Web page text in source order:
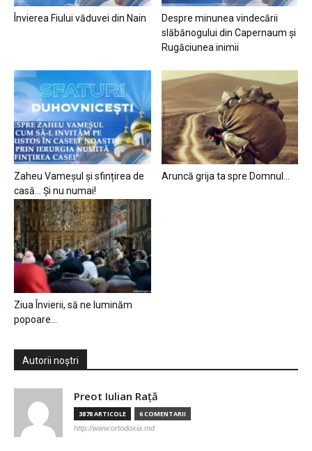
Învierea Fiului văduvei din Nain
Despre minunea vindecării
slăbănogului din Capernaum și
Rugăciunea inimii
Zaheu Vameșul și sfințirea de
casă… Și nu numai!
Aruncă grija ta spre Domnul…
Ziua Învierii, să ne luminăm
popoare…
Autorii noștri
Preot Iulian Raţă
3878 ARTICOLE 6 COMENTARII
http://www.ortodoxia.md